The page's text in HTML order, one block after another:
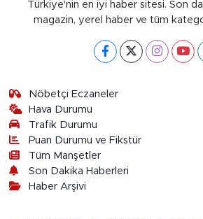
Türkiye'nin en iyi haber sitesi. Son
magazin, yerel haber ve tüm
Nöbetçi Eczaneler
Hava Durumu
Trafik Durumu
Puan Durumu ve Fikstür
Tüm Manşetler
Son Dakika Haberleri
Haber Arşivi